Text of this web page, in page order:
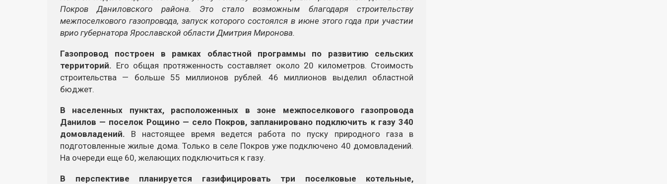
Покров Даниловского района. Это стало возможным благодаря строительству
межпоселкового газопровода, запуск которого состоялся в июне этого года при участии
врио губернатора Ярославской области Дмитрия Миронова.
Газопровод построен в рамках областной программы по развитию сельских
территорий. Его общая протяженность составляет около 20 километров. Стоимость
строительства — больше 55 миллионов рублей. 46 миллионов выделил областной
бюджет.
В населенных пунктах, расположенных в зоне межпоселкового газопровода
Данилов — поселок Рощино — село Покров, запланировано подключить к газу 340
домовладений. В настоящее время ведется работа по пуску природного газа в
подготовленные жилые дома. Только в селе Покров уже подключено 40 домовладений.
На очереди еще 60, желающих подключиться к газу.
В перспективе планируется газифицировать три поселковые котельные,